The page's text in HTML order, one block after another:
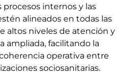
procesos internos y las
alineados en todas las
altos niveles de atención y
ampliada, facilitando la
operativa entre
sociosanitarias.